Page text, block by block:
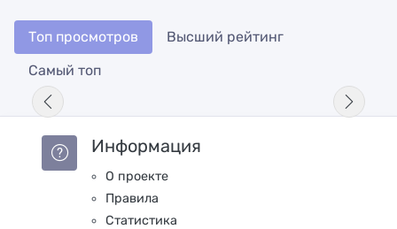
Топ просмотров
Высший рейтинг
Самый топ
Информация
О проекте
Правила
Статистика